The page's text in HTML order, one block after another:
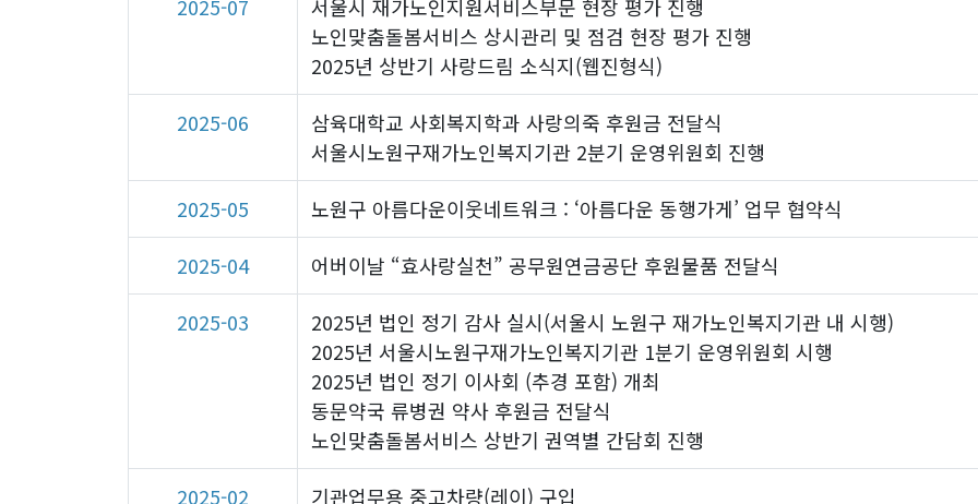
2025-07
서울시 재가노인지원서비스부문 현장 평가 진행
노인맞춤돌봄서비스 상시관리 및 점검 현장 평가 진행
2025년 상반기 사랑드림 소식지(웹진형식)
2025-06
삼육대학교 사회복지학과 사랑의죽 후원금 전달식
서울시노원구재가노인복지기관 2분기 운영위원회 진행
2025-05
노원구 아름다운이웃네트워크 : ‘아름다운 동행가게’ 업무 협약식
2025-04
어버이날 “효사랑실천” 공무원연금공단 후원물품 전달식
2025-03
2025년 법인 정기 감사 실시(서울시 노원구 재가노인복지기관 내 시행)
2025년 서울시노원구재가노인복지기관 1분기 운영위원회 시행
2025년 법인 정기 이사회 (추경 포함) 개최
동문약국 류병권 약사 후원금 전달식
노인맞춤돌봄서비스 상반기 권역별 간담회 진행
2025-02
기관업무용 중고차량(레이) 구입